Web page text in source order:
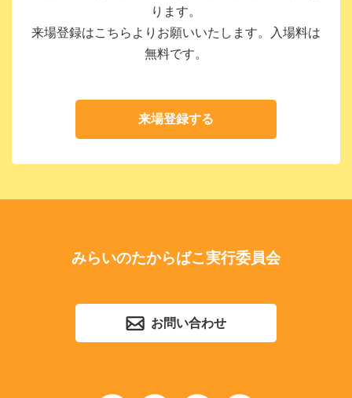
ります。
来場登録はこちらよりお願いいたします。入場料は
無料です。
来場登録する
みらいのたからばこ実行委員会
お問い合わせ